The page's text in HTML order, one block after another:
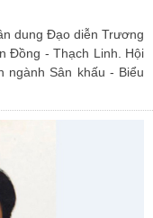
dung Đạo diễn Trương
Đồng - Thạch Linh. Hội
ngành Sân khấu - Biểu